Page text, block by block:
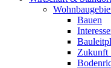
Bauen
Zukunft